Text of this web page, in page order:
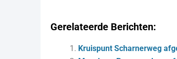
Gerelateerde Berichten:
Kruispunt Scharnerweg